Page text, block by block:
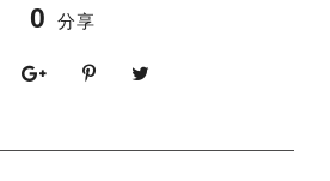
0 分享